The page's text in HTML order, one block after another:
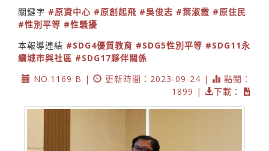
關鍵字 #原資中心 #原創起飛 #吳俊志 #葉淑霞 #原住民
#性別平等 #性騷擾
本報導連結 #SDG4優質教育 #SDG5性別平等 #SDG11永
續城市與社區 #SDG17夥伴關係
NO.1169 B |
更新時間：2023-09-24 |
點閱：
1899 |
下載：